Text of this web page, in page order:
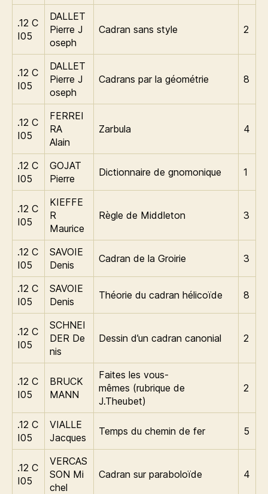
.12 C
I05
DALLET
Pierre J
oseph
Cadran sans style 2
.12 C
I05
DALLET
Pierre J
oseph
Cadrans par la géométrie 8
.12 C
I05
FERREI
RA
Alain
Zarbula 4
.12 C
I05
GOJAT
Pierre
Dictionnaire de gnomonique 1
.12 C
I05
KIEFFE
R
Maurice
Règle de Middleton 3
.12 C
I05
SAVOIE
Denis
Cadran de la Groirie 3
.12 C
I05
SAVOIE
Denis
Théorie du cadran hélicoïde 8
.12 C
I05
SCHNEI
DER De
nis
Dessin d’un cadran canonial 2
.12 C
I05
BRUCK
MANN
Faites les vous-
mêmes (rubrique de
J.Theubet)
2
.12 C
I05
VIALLE
Jacques
Temps du chemin de fer 5
.12 C
I05
VERCAS
SON Mi
chel
Cadran sur paraboloïde 4